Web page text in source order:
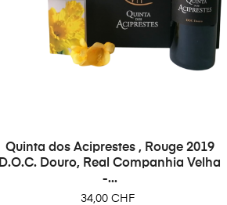
Quinta dos Aciprestes , Rouge 2019
D.O.C. Douro, Real Companhia Velha
-...
Prix
34,00 CHF